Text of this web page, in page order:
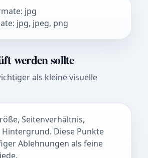
jpg
jpg, jpeg, png
werden sollte
als kleine visuelle
Seitenverhältnis,
Diese Punkte
Ablehnungen als feine